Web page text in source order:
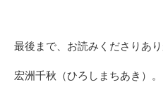
最後まで、お読みくださりあり
宏洲千秋（ひろしまちあき）。